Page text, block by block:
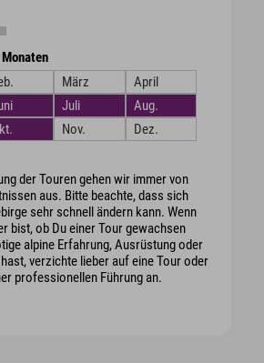
März
April
Juli
Aug.
Nov. Dez.
der Touren gehen wir immer von
aus. Bitte beachte, dass sich
sehr schnell ändern kann. Wenn
bist, ob Du einer Tour gewachsen
alpine Erfahrung, Ausrüstung oder
verzichte lieber auf eine Tour oder
professionellen Führung an.